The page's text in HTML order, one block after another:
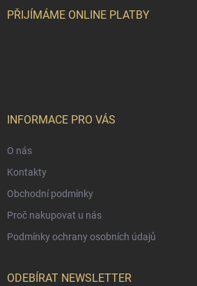
PŘIJÍMÁME ONLINE PLATBY
INFORMACE PRO VÁS
O nás
Kontakty
Obchodní podmínky
Proč nakupovat u nás
Podmínky ochrany osobních údajů
ODEBÍRAT NEWSLETTER